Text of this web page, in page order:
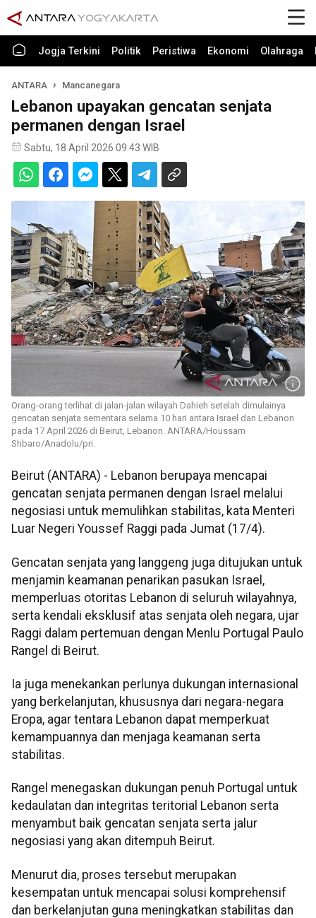
Jogja Terkini Politik Peristiwa Ekonomi Olahraga
ANTARA Mancanegara
Lebanon upayakan gencatan senjata
permanen dengan Israel
Sabtu, 18 April 2026 09:43 WIB
Orang-orang terlihat di jalan-jalan wilayah Dahieh setelah dimulainya
gencatan senjata sementara selama 10 hari antara Israel dan Lebanon
pada 17 April 2026 di Beirut, Lebanon. ANTARA/Houssam
Shbaro/Anadolu/pri.
Beirut (ANTARA) - Lebanon berupaya mencapai
gencatan senjata permanen dengan Israel melalui
negosiasi untuk memulihkan stabilitas, kata Menteri
Luar Negeri Youssef Raggi pada Jumat (17/4).
Gencatan senjata yang langgeng juga ditujukan untuk
menjamin keamanan penarikan pasukan Israel,
memperluas otoritas Lebanon di seluruh wilayahnya,
serta kendali eksklusif atas senjata oleh negara, ujar
Raggi dalam pertemuan dengan Menlu Portugal Paulo
Rangel di Beirut.
Ia juga menekankan perlunya dukungan internasional
yang berkelanjutan, khususnya dari negara-negara
Eropa, agar tentara Lebanon dapat memperkuat
kemampuannya dan menjaga keamanan serta
stabilitas.
Rangel menegaskan dukungan penuh Portugal untuk
kedaulatan dan integritas teritorial Lebanon serta
menyambut baik gencatan senjata serta jalur
negosiasi yang akan ditempuh Beirut.
Menurut dia, proses tersebut merupakan
kesempatan untuk mencapai solusi komprehensif
dan berkelanjutan guna meningkatkan stabilitas dan